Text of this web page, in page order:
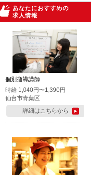
あなたにおすすめの
求人情報
個別指導講師
時給 1,040円〜1,390円
仙台市青葉区
詳細はこちらから